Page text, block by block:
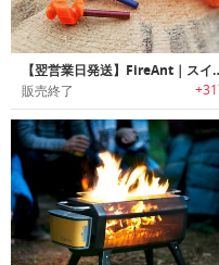
【翌営業日発送】FireAnt｜スイスアーミーのコ
販売終了